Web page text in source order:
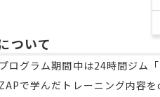
ついて
ログラム期間中は24時間ジム
で学んだトレーニング内容